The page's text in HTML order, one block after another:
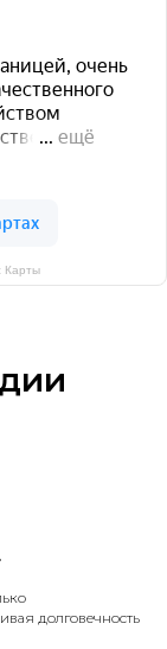
Карты
долговечность